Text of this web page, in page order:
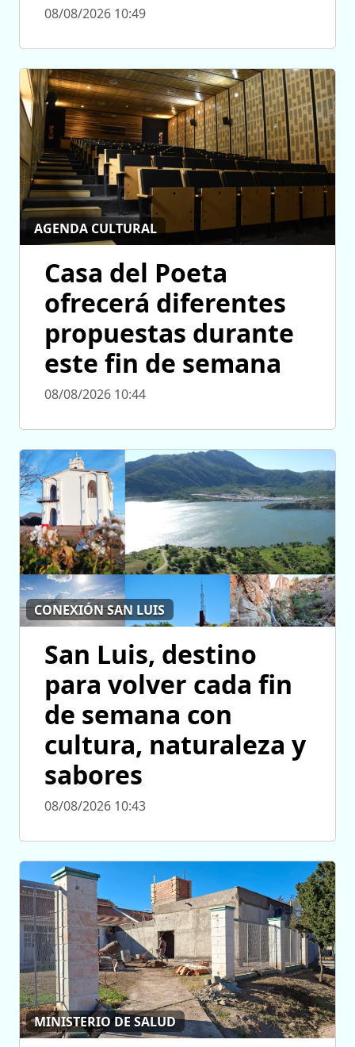
08/08/2026 10:49
AGENDA CULTURAL
Casa del Poeta
ofrecerá diferentes
propuestas durante
este fin de semana
08/08/2026 10:44
CONEXIÓN SAN LUIS
San Luis, destino
para volver cada fin
de semana con
cultura, naturaleza y
sabores
08/08/2026 10:43
MINISTERIO DE SALUD